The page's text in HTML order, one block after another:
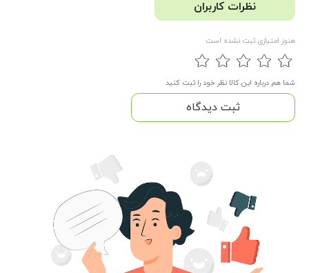
نظرات کاربران
هنوز امتیازی ثبت نشده است
شما هم درباره این کالا نظر خود را ثبت کنید
ثبت دیدگاه